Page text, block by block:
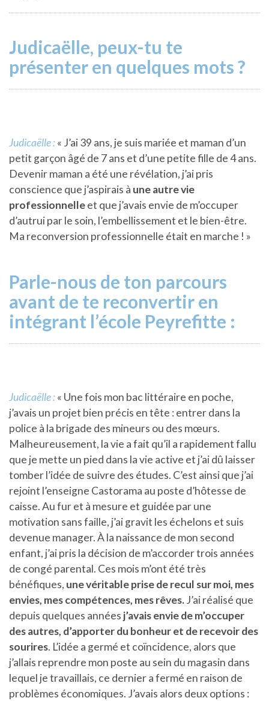
Judicaëlle, peux-tu te
présenter en quelques mots ?
Judicaëlle :« J’ai 39 ans, je suis mariée et maman d’un
petit garçon âgé de 7 ans et d’une petite fille de 4 ans.
Devenir maman a été une révélation, j’ai pris
conscience que j’aspirais à une autre vie
professionnelleet que j’avais envie de m’occuper
d’autrui par le soin, l’embellissement et le bien-être.
Ma reconversion professionnelle était en marche ! »
Parle-nous de ton parcours
avant de te reconvertir en
intégrant l’école Peyrefitte :
Judicaëlle :« Une fois mon bac littéraire en poche,
j’avais un projet bien précis en tête : entrer dans la
police à la brigade des mineurs ou des mœurs.
Malheureusement, la vie a fait qu’il a rapidement fallu
que je mette un pied dans la vie active et j’ai dû laisser
tomber l’idée de suivre des études. C’est ainsi que j’ai
rejoint l’enseigne Castorama au poste d’hôtesse de
caisse. Au fur et à mesure et guidée par une
motivation sans faille, j’ai gravit les échelons et suis
devenue manager. À la naissance de mon second
enfant, j’ai pris la décision de m’accorder trois années
de congé parental. Ces mois m’ont été très
bénéfiques, une véritable prise de recul sur moi, mes
envies, mes compétences, mes rêves.J’ai réalisé que
depuis quelques années j’avais envie de m’occuper
des autres, d’apporter du bonheur et de recevoir des
sourires. L’idée a germé et coïncidence, alors que
j’allais reprendre mon poste au sein du magasin dans
lequel je travaillais, ce dernier a fermé en raison de
problèmes économiques. J’avais alors deux options :